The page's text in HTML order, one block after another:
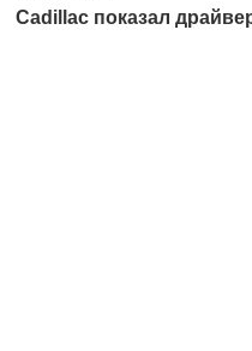
Cadillac показал